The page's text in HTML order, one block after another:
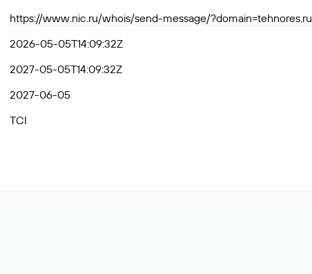
https://www.nic.ru/whois/send-message/?domain=tehnores.ru
2026-05-05T14:09:32Z
2027-05-05T14:09:32Z
2027-06-05
TCI